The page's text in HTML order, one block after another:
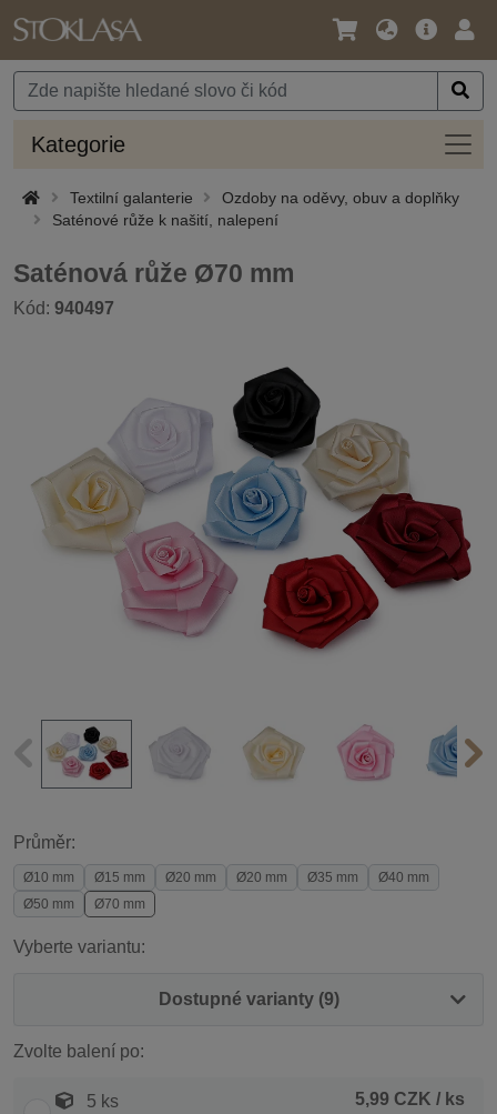
Jazyk
Měna
Hlavní
Kategorie
Textilní galanterie
Ozdoby na oděvy, obuv a doplňky
Saténové růže k našití, nalepení
Saténová růže Ø70 mm
Kód: 940497
Průměr:
Ø10 mm Ø15 mm Ø20 mm Ø20 mm Ø35 mm
Ø40 mm
Ø50 mm
Ø70 mm
Vyberte variantu:
Dostupné varianty (9)
Zvolte balení po:
5 ks 5,99 CZK / ks